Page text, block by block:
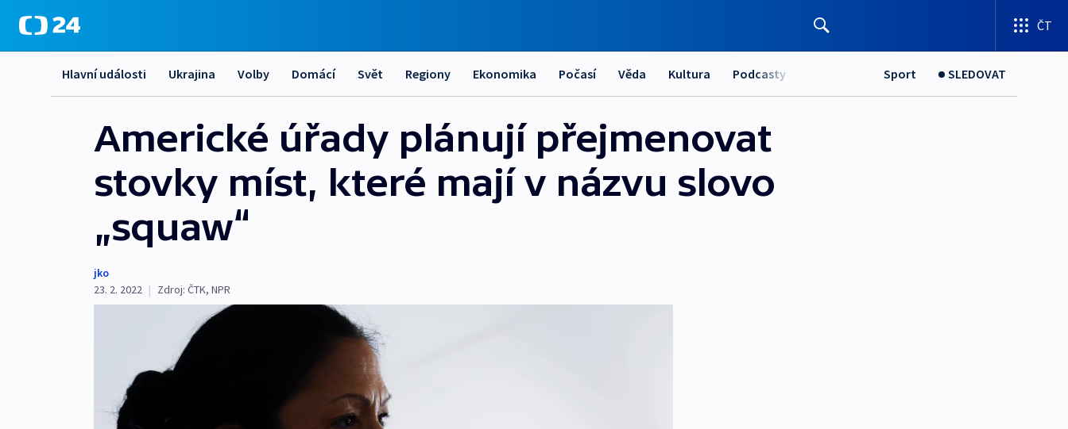
ČT
Hlavní události Ukrajina Volby Domácí Svět Regiony Ekonomika Počasí Věda Kultura Podcasty Sport SLEDOVAT
Americké úřady plánují přejmenovat
stovky míst, které mají v názvu slovo
„squaw“
jko
23. 2. 2022 | Zdroj: ČTK, NPR